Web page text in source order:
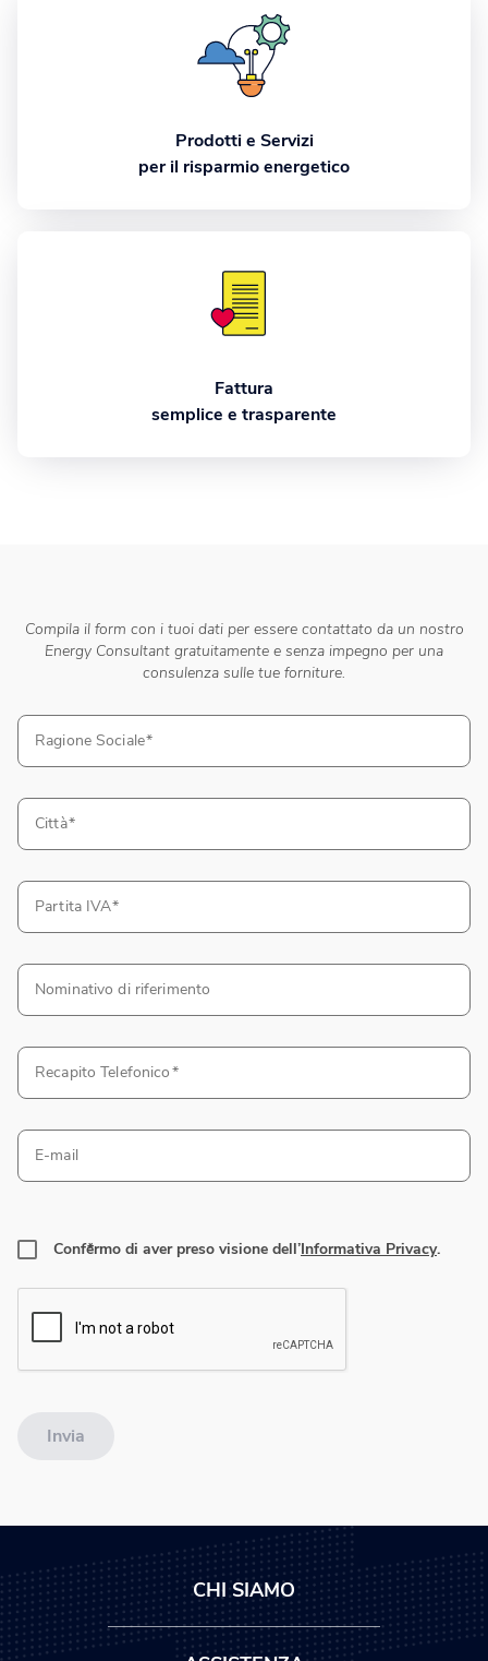
Prodotti e Servizi
per il risparmio energetico
Fattura
semplice e trasparente
Compila il form con i tuoi dati per essere contattato da un nostro
Energy Consultant gratuitamente e senza impegno per una
consulenza sulle tue forniture.
Ragione Sociale
Città
Partita IVA
Nominativo di riferimento
Recapito Telefonico
E-mail
Confermo di aver preso visione dell’Informativa Privacy.
Invia
CHI SIAMO